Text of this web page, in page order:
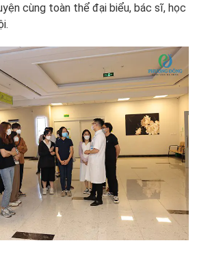
cùng toàn thể đại biểu, bác sĩ, học